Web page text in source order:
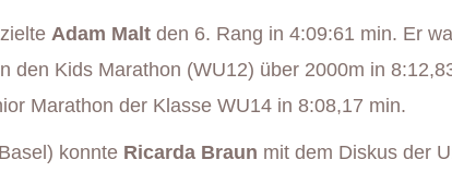
Adam Malt den 6. Rang in 4:09:61 min. Er
den Kids Marathon (WU12) über 2000m in
Marathon der Klasse WU14 in 8:08,17 min.
konnte Ricarda Braun mit dem Diskus der